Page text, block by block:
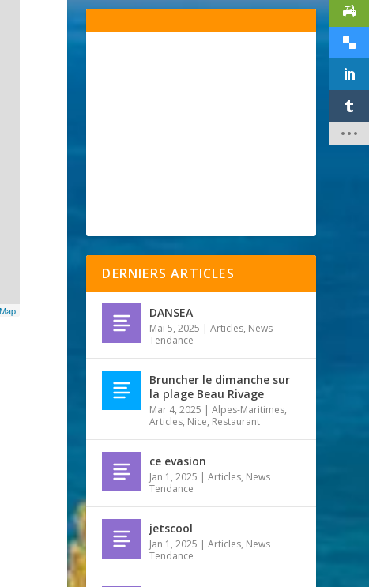
DERNIERS ARTICLES
DANSEA
Mai 5, 2025 |Articles, News
Tendance
Bruncher le dimanche sur
la plage Beau Rivage
Mar 4, 2025 |Alpes-Maritimes,
Articles, Nice, Restaurant
ce evasion
Jan 1, 2025 |Articles, News
Tendance
jetscool
Jan 1, 2025 |Articles, News
Tendance